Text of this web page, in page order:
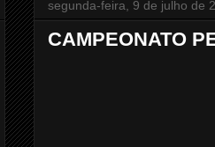
segunda-feira, 9 de julho de
CAMPEONATO